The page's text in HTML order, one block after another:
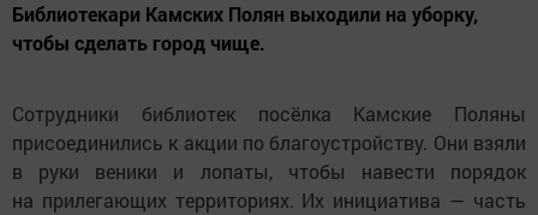
Библиотекари Камских Полян выходили на уборку,
чтобы сделать город чище.
Сотрудники библиотек посёлка Камские Поляны
присоединились к акции по благоустройству. Они взяли
в руки веники и лопаты, чтобы навести порядок
на прилегающих территориях. Их инициатива — часть